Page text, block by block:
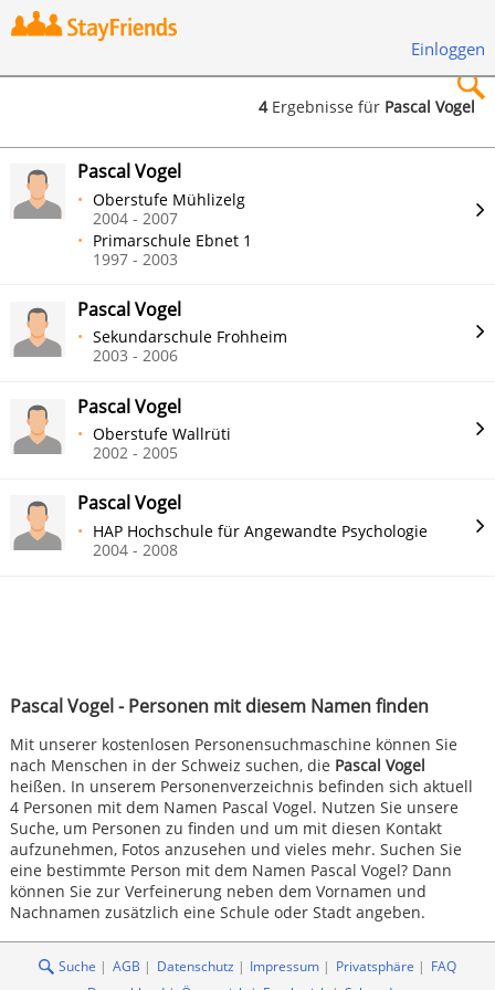
Einloggen
Suchen
4Ergebnisse für Pascal Vogel
Pascal Vogel - Personen mit diesem Namen finden
Mit unserer kostenlosen Personensuchmaschine können Sie
nach Menschen in der Schweiz suchen, die Pascal Vogel
heißen. In unserem Personenverzeichnis befinden sich aktuell
4 Personen mit dem Namen Pascal Vogel. Nutzen Sie unsere
Suche, um Personen zu finden und um mit diesen Kontakt
aufzunehmen, Fotos anzusehen und vieles mehr. Suchen Sie
eine bestimmte Person mit dem Namen Pascal Vogel? Dann
können Sie zur Verfeinerung neben dem Vornamen und
Nachnamen zusätzlich eine Schule oder Stadt angeben.
Pascal Vogel
Oberstufe Mühlizelg
2004 - 2007
Primarschule Ebnet 1
1997 - 2003
Pascal Vogel
Sekundarschule Frohheim
2003 - 2006
Pascal Vogel
Oberstufe Wallrüti
2002 - 2005
Pascal Vogel
HAP Hochschule für Angewandte Psychologie
2004 - 2008
Suche AGB Datenschutz Impressum Privatsphäre
FAQ